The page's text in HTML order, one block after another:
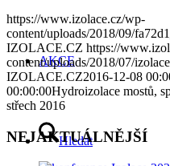
AKCE
Hledat
https://www.izolace.cz/wp-
content/uploads/2018/09/
IZOLACE.CZ https://
content/uploads/2018/07/
IZOLACE.CZ2016-12-08
00:00:00Hydroizolace mostů,
střech 2016
NEJAKTUÁLNĚJŠÍ